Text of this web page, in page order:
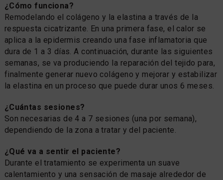
¿Cómo funciona?
Remodelando el colágeno y la elastina a través de la
respuesta cicatrizante. En una primera fase, el calor se
aplica a la epidermis creando una fase inflamatoria que
dura de 1 a 3 días. A continuación, durante las siguientes
semanas, se va produciendo la reparación del tejido para,
finalmente generar nuevo colágeno y mejorar y estabilizar
la elastina en un proceso que puede durar unos 6 meses.
¿Cuántas sesiones?
Son necesarias de 4 a 7 sesiones (una por semana),
dependiendo de la zona a tratar y del paciente.
¿Qué va a sentir el paciente?
Durante el tratamiento se experimenta un suave
calentamiento y una sensación de masaje alrededor de